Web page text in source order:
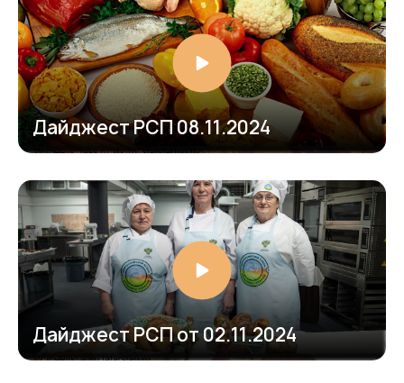
Дайджест РСП 08.11.2024
si=Dekj9VetpuvaCBX9feature=shared
Дайджест РСП от 02.11.2024